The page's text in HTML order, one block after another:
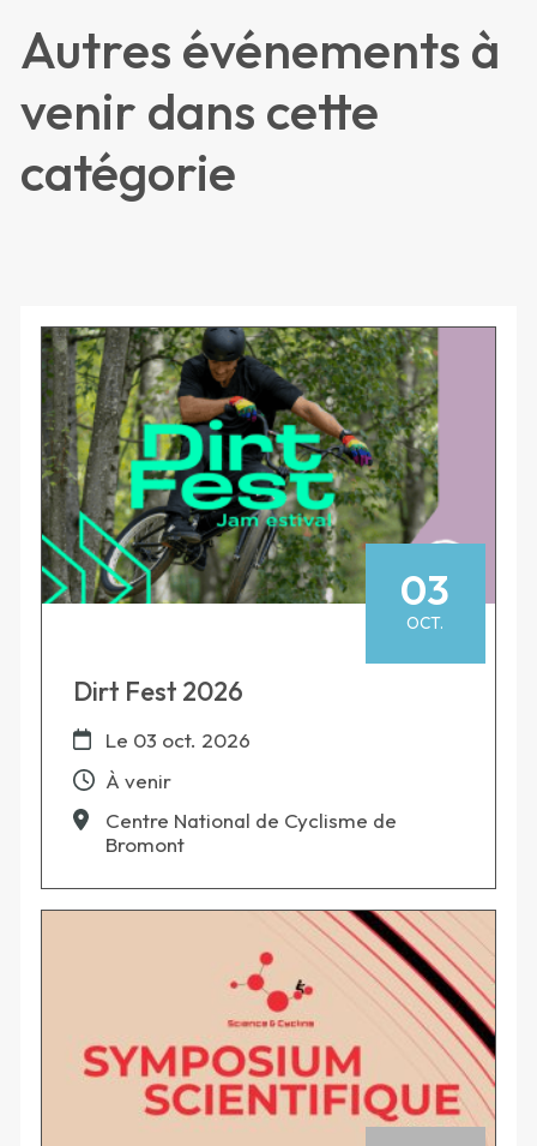
Autres événements à
venir dans cette
catégorie
03
OCT.
Dirt Fest 2026
Le 03 oct. 2026
À venir
Centre National de Cyclisme de
Bromont